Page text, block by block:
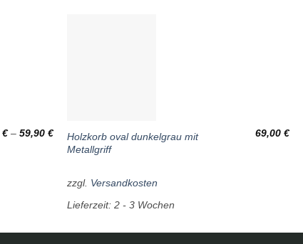
€– 59,90 €
Holzkorb oval dunkelgrau mit
Metallgriff
69,00€
zzgl. Versandkosten
Lieferzeit:2 - 3 Wochen